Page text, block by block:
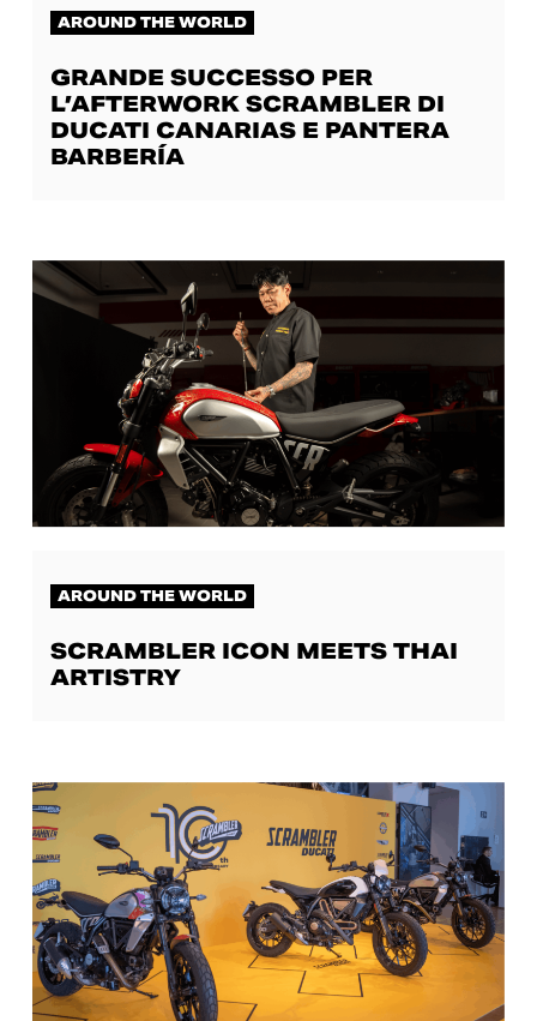
AROUND THE WORLD
GRANDE SUCCESSO PER
L’AFTERWORK SCRAMBLER DI
DUCATI CANARIAS E PANTERA
BARBERÍA
AROUND THE WORLD
SCRAMBLER ICON MEETS THAI
ARTISTRY